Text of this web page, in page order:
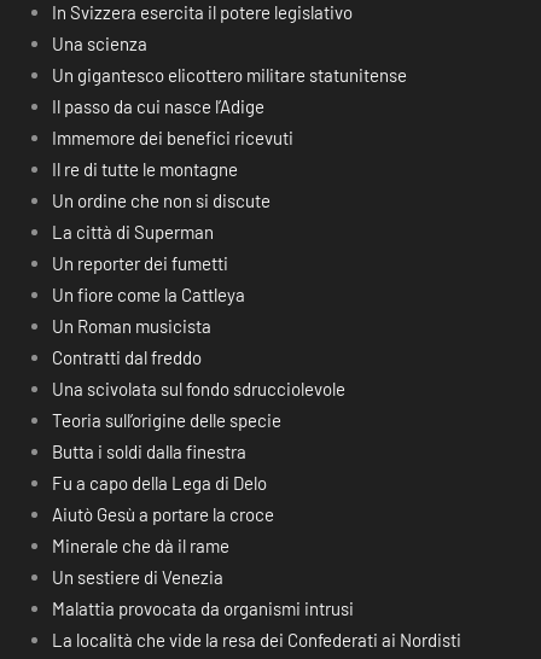
In Svizzera esercita il potere legislativo
Una scienza
Un gigantesco elicottero militare statunitense
Il passo da cui nasce l’Adige
Immemore dei benefici ricevuti
Il re di tutte le montagne
Un ordine che non si discute
La città di Superman
Un reporter dei fumetti
Un fiore come la Cattleya
Un Roman musicista
Contratti dal freddo
Una scivolata sul fondo sdrucciolevole
Teoria sull’origine delle specie
Butta i soldi dalla finestra
Fu a capo della Lega di Delo
Aiutò Gesù a portare la croce
Minerale che dà il rame
Un sestiere di Venezia
Malattia provocata da organismi intrusi
La località che vide la resa dei Confederati ai Nordisti